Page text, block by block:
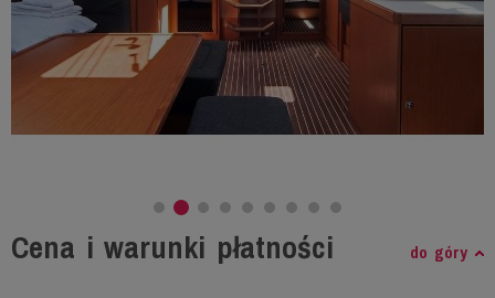
Cena i warunki płatności do góry